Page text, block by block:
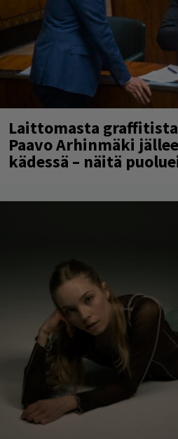
Laittomasta
Paavo Arhinmäki
kädessä – näitä